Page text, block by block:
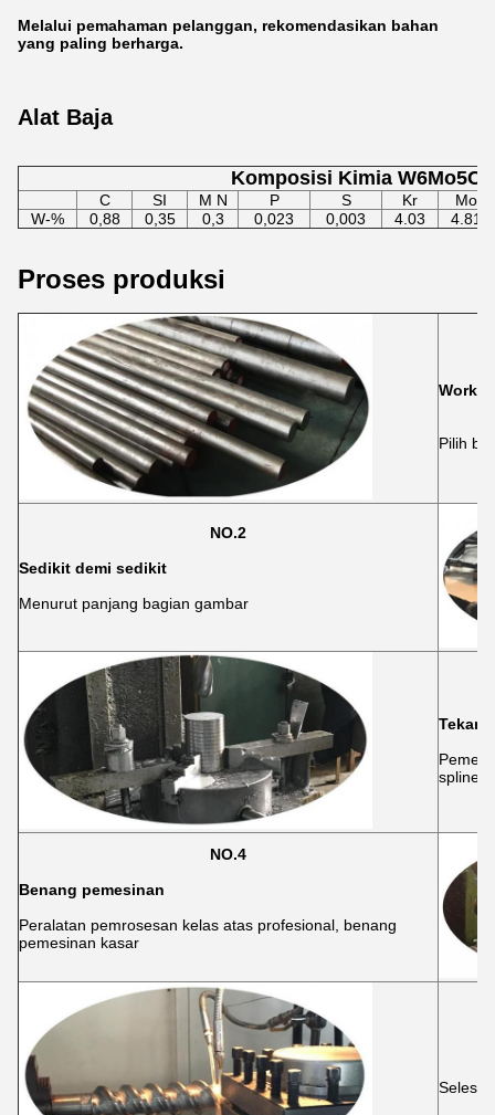
Melalui pemahaman pelanggan, rekomendasikan bahan
yang paling berharga.
Alat Baja
Komposisi Kimia
C SI M N P S Kr
Mo
W-%
0,88 0,35 0,3 0,023 0,003 4.03 4.81
Proses produksi
Pilih
NO.2
Sedikit demi sedikit
Menurut panjang bagian gambar
Tekan
spline
NO.4
Benang pemesinan
Peralatan pemrosesan kelas atas profesional, benang
pemesinan kasar